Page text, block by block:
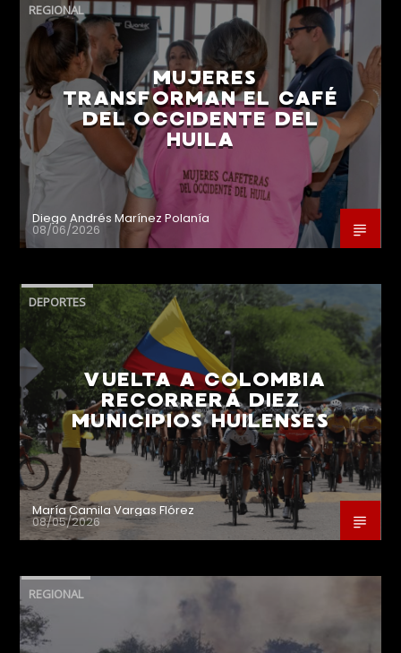
REGIONAL
MUJERES
TRANSFORMAN EL CAFÉ
DEL OCCIDENTE DEL
HUILA
Diego Andrés Marínez Polanía
08/06/2026
DEPORTES
VUELTA A COLOMBIA
RECORRERÁ DIEZ
MUNICIPIOS HUILENSES
María Camila Vargas Flórez
08/05/2026
REGIONAL